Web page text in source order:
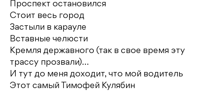
Проспект остановился
Стоит весь город
Застыли в карауле
Вставные челюсти
Кремля державного (так в свое время эту
трассу прозвали)…
И тут до меня доходит, что мой водитель
Этот самый Тимофей Кулябин